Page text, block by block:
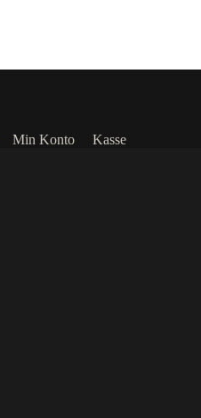
Min Konto
Kasse